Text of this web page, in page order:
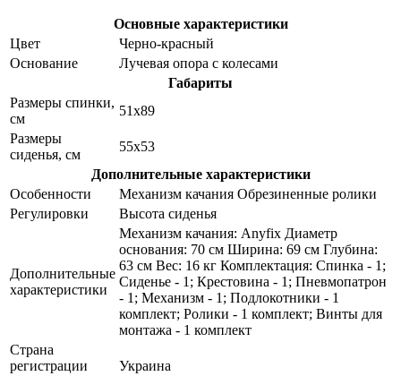
Основные характеристики
Цвет
Черно-красный
Основание
Лучевая опора с колесами
Габариты
Размеры спинки,
см
51х89
Размеры
сиденья, см
55х53
Дополнительные характеристики
Особенности
Механизм качания Обрезиненные ролики
Регулировки
Высота сиденья
Дополнительные
характеристики
Механизм качания: Anyfix Диаметр
основания: 70 см Ширина: 69 см Глубина:
63 см Вес: 16 кг Комплектация: Спинка - 1;
Сиденье - 1; Крестовина - 1; Пневмопатрон
- 1; Механизм - 1; Подлокотники - 1
комплект; Ролики - 1 комплект; Винты для
монтажа - 1 комплект
Страна
регистрации
Украина